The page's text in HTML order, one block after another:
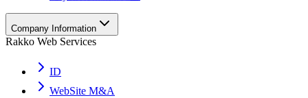
Company Information
Rakko Web Services
ID
WebSite M&A